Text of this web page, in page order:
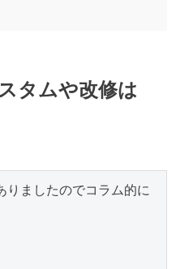
タムや改修は
りましたのでコラム的に